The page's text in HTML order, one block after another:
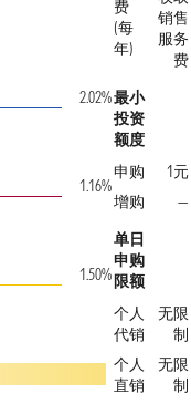
2.02%
1.16%
1.50%
费
(每
年)
销售
服务
费
最小
投资
额度
申购
1元
增购
—
单日
申购
限额
个人
代销
无限
制
个人
直销
无限
制